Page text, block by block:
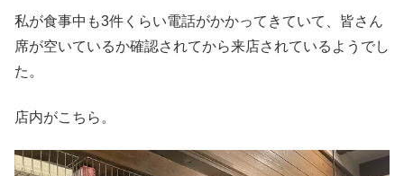
私が食事中も3件くらい電話がかかってきていて、皆さん
席が空いているか確認されてから来店されているようでし
た。
店内がこちら。